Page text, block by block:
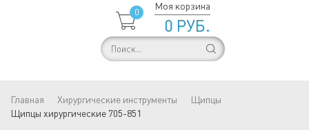
0
Моя корзина
0 РУБ.
Главная Хирургические инструменты
Щипцы
Щипцы хирургические 705-851